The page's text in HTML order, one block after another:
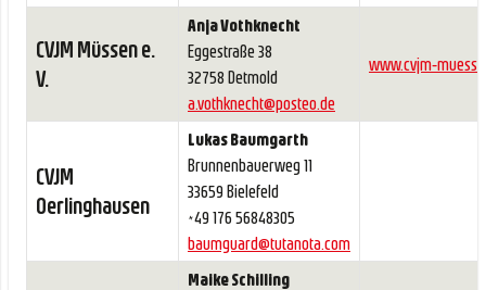
CVJM Müssen e.
V.
Anja Vothknecht
Eggestraße 38
32758 Detmold
a.vothknecht@posteo.de
www.cvjm-
CVJM
Oerlinghausen
Lukas Baumgarth
Brunnenbauerweg 11
33659 Bielefeld
+49 176 56848305
baumguard@tutanota.com
Maike Schilling